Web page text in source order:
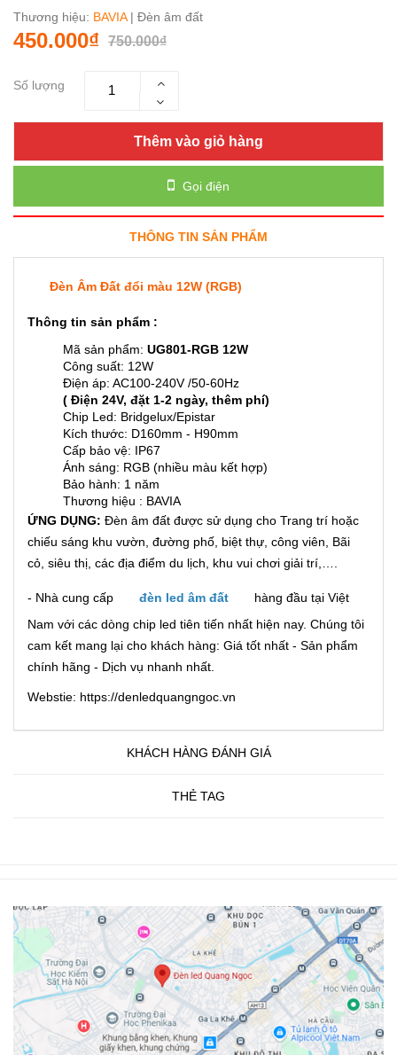
Thương hiệu: BAVIA| Đèn âm đất
450.000₫ 750.000₫
Số lượng
Thêm vào giỏ hàng
Gọi điện
THÔNG TIN SẢN PHẨM
Đèn Âm Đất đổi màu 12W (RGB)
Thông tin sản phẩm :
Mã sản phẩm: UG801-RGB 12W
Công suất: 12W
Điện áp: AC100-240V /50-60Hz
( Điện 24V, đặt 1-2 ngày, thêm phí)
Chip Led: Bridgelux/Epistar
Kích thước: D160mm - H90mm
Cấp bảo vệ: IP67
Ánh sáng: RGB (nhiều màu kết hợp)
Bảo hành: 1 năm
Thương hiệu : BAVIA
ỨNG DỤNG: Đèn âm đất được sử dụng cho Trang trí hoặc
chiếu sáng khu vườn, đường phố, biệt thự, công viên, Bãi
cỏ, siêu thị, các địa điểm du lịch, khu vui chơi giải trí,….
- Nhà cung cấp đèn led âm đất
hàng đầu tại Việt
Nam với các dòng chip led tiên tiến nhất hiện nay. Chúng tôi
cam kết mang lại cho khách hàng: Giá tốt nhất - Sản phẩm
chính hãng - Dịch vụ nhanh nhất.
Webstie: https://denledquangngoc.vn
KHÁCH HÀNG ĐÁNH GIÁ
THẺ TAG